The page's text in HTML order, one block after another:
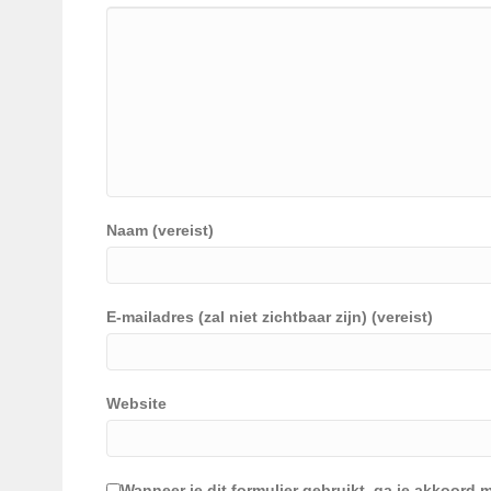
Naam (vereist)
E-mailadres (zal niet zichtbaar zijn) (vereist)
Website